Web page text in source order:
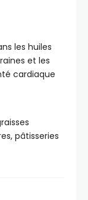
les huiles
et les
cardiaque
pâtisseries